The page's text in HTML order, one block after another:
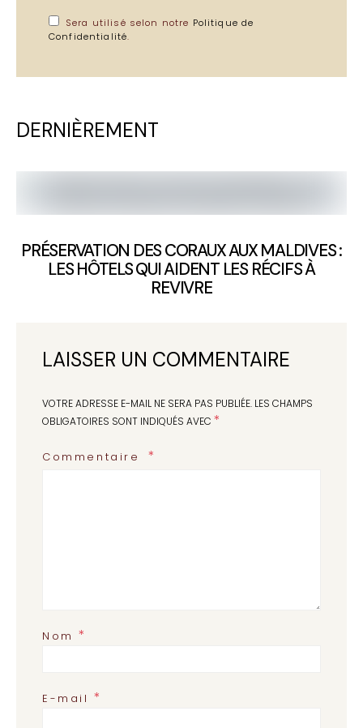
Sera utilisé selon notre Politique de
Confidentialité.
DERNIÈREMENT
PRÉSERVATION DES CORAUX AUX MALDIVES :
LES HÔTELS QUI AIDENT LES RÉCIFS À
REVIVRE
LAISSER UN COMMENTAIRE
VOTRE ADRESSE E-MAIL NE SERA PAS PUBLIÉE. LES CHAMPS
OBLIGATOIRES SONT INDIQUÉS AVEC *
Commentaire
Nom*
E-mail*